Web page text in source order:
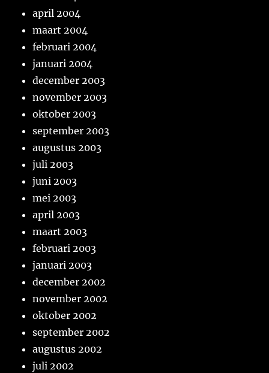
april 2004
maart 2004
februari 2004
januari 2004
december 2003
november 2003
oktober 2003
september 2003
augustus 2003
juli 2003
juni 2003
mei 2003
april 2003
maart 2003
februari 2003
januari 2003
december 2002
november 2002
oktober 2002
september 2002
augustus 2002
juli 2002